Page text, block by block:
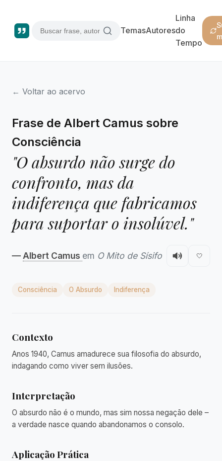
TemasAutores
Linha
do
Tempo
← Voltar ao acervo
Frase de Albert Camus sobre
Consciência
"O absurdo não surge do
confronto, mas da
indiferença que fabricamos
para suportar o insolúvel."
— Albert Camus em O Mito de Sísifo 🤍
Consciência O Absurdo Indiferença
Contexto
Anos 1940, Camus amadurece sua filosofia do absurdo,
indagando como viver sem ilusões.
Interpretação
O absurdo não é o mundo, mas sim nossa negação dele –
a verdade nasce quando abandonamos o consolo.
Aplicação Prática